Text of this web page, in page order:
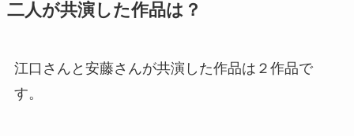
二人が共演した作品は？
江口さんと安藤さんが共演した作品は２作品で
す。